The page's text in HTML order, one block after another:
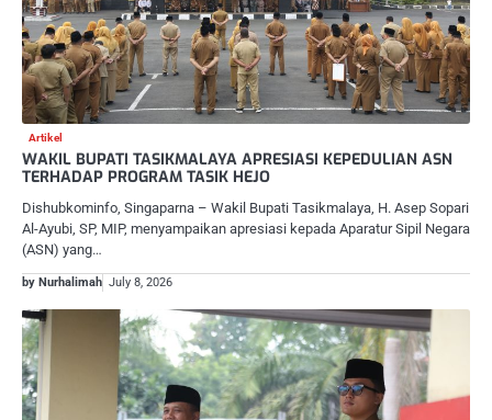
Artikel
WAKIL BUPATI TASIKMALAYA APRESIASI KEPEDULIAN ASN
TERHADAP PROGRAM TASIK HEJO
Dishubkominfo, Singaparna – Wakil Bupati Tasikmalaya, H. Asep Sopari
Al-Ayubi, SP, MIP, menyampaikan apresiasi kepada Aparatur Sipil Negara
(ASN) yang…
by Nurhalimah July 8, 2026